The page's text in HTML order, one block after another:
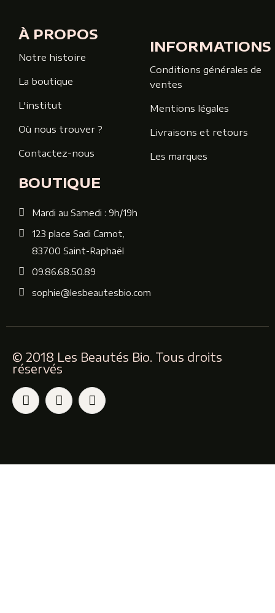
À PROPOS
Notre histoire
La boutique
L'institut
Où nous trouver ?
Contactez-nous
INFORMATIONS
Conditions générales de
ventes
Mentions légales
Livraisons et retours
Les marques
BOUTIQUE
Mardi au Samedi : 9h/19h
123 place Sadi Carnot,
83700 Saint-Raphaël
09.86.68.50.89
sophie@lesbeautesbio.com
© 2018 Les Beautés Bio. Tous droits
réservés